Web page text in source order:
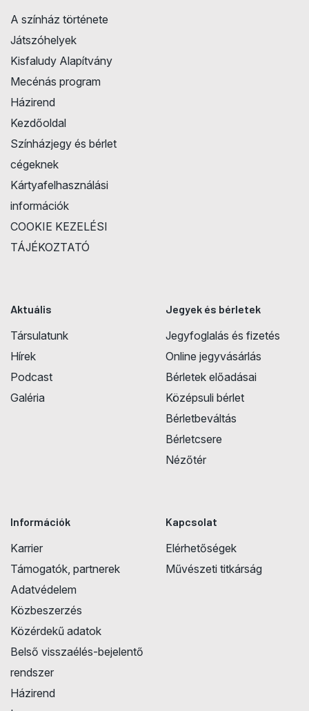
A színház története
Játszóhelyek
Kisfaludy Alapítvány
Mecénás program
Házirend
Kezdőoldal
Színházjegy és bérlet
cégeknek
Kártyafelhasználási
információk
COOKIE KEZELÉSI
TÁJÉKOZTATÓ
Aktuális
Társulatunk
Hírek
Podcast
Galéria
Jegyek és bérletek
Jegyfoglalás és fizetés
Online jegyvásárlás
Bérletek előadásai
Középsuli bérlet
Bérletbeváltás
Bérletcsere
Nézőtér
Információk
Karrier
Támogatók, partnerek
Adatvédelem
Közbeszerzés
Közérdekű adatok
Belső visszaélés-bejelentő
rendszer
Házirend
Kapcsolat
Elérhetőségek
Művészeti titkárság